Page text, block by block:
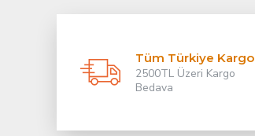
Tüm Türkiye Kargo
2500TL Üzeri Kargo
Bedava